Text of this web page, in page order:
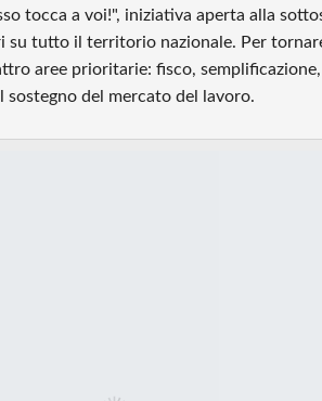
tocca a voi!", iniziativa aperta alla
tutto il territorio nazionale. Per
aree prioritarie: fisco,
del mercato del lavoro.